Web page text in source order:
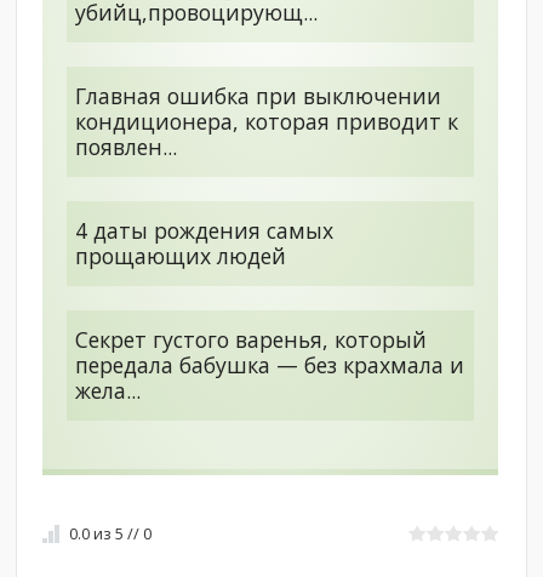
убийц,провоцирующ...
Главная ошибка при выключении
кондиционера, которая приводит к
появлен...
4 даты рождения самых
прощающих людей
Секрет густого варенья, который
передала бабушка — без крахмала и
жела...
0.0из5 // 0